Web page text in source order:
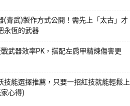
(青武)製作方式公開！需先上「太古」才
永恆的武器
武器效率PK，搭配左肩甲精煉傷害更
技能選擇推薦，只要一招紅技就能輕鬆上
心得)